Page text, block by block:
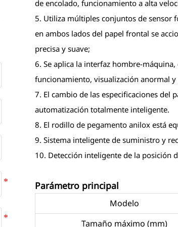
de encolado, funcionamiento a alta
5. Utiliza múltiples conjuntos de sensor
en ambos lados del papel frontal se
precisa y suave;
6. Se aplica la interfaz hombre-
funcionamiento, visualización anormal
7. El cambio de las especificaciones del
automatización totalmente inteligente.
8. El rodillo de pegamento anilox está
9. Sistema inteligente de suministro y
10. Detección inteligente de la posición
Parámetro principal
Modelo
Tamaño máximo (mm)